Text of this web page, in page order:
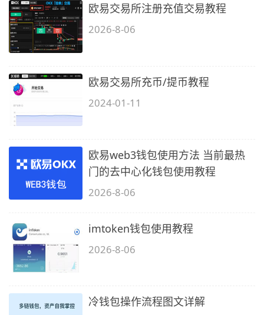
欧易交易所注册充值交易教程
2026-8-06
欧易交易所充币/提币教程
2024-01-11
欧易web3钱包使用方法 当前最热
门的去中心化钱包使用教程
2026-8-06
imtoken钱包使用教程
2026-8-06
冷钱包操作流程图文详解